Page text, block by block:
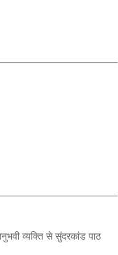
व्यक्ति से सुंदरकांड पाठ